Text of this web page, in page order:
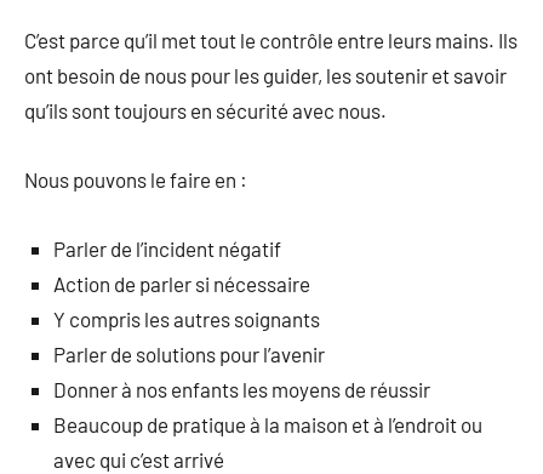
C’est parce qu’il met tout le contrôle entre leurs mains. Ils
ont besoin de nous pour les guider, les soutenir et savoir
qu’ils sont toujours en sécurité avec nous.
Nous pouvons le faire en :
Parler de l’incident négatif
Action de parler si nécessaire
Y compris les autres soignants
Parler de solutions pour l’avenir
Donner à nos enfants les moyens de réussir
Beaucoup de pratique à la maison et à l’endroit ou
avec qui c’est arrivé